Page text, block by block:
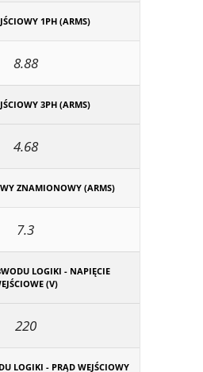
1PH (ARMS)
8.88
3PH (ARMS)
4.68
ZNAMIONOWY (ARMS)
7.3
LOGIKI - NAPIĘCIE
(V)
220
LOGIKI - PRĄD WEJŚCIOWY